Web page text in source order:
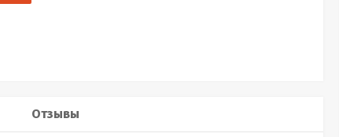
Sputnik 30
Отзывы